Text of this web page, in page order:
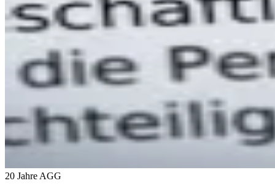
20 Jahre AGG